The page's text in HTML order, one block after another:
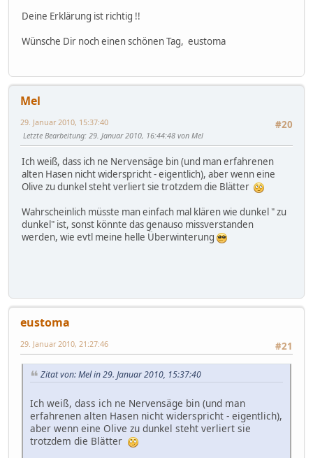
Deine Erklärung ist richtig !!
Wünsche Dir noch einen schönen Tag, eustoma
Mel
#20
29. Januar 2010, 15:37:40
Letzte Bearbeitung: 29. Januar 2010, 16:44:48 von Mel
Ich weiß, dass ich ne Nervensäge bin (und man erfahrenen
alten Hasen nicht widerspricht - eigentlich), aber wenn eine
Olive zu dunkel steht verliert sie trotzdem die Blätter
Wahrscheinlich müsste man einfach mal klären wie dunkel " zu
dunkel" ist, sonst könnte das genauso missverstanden
werden, wie evtl meine helle Überwinterung
eustoma
#21
29. Januar 2010, 21:27:46
Zitat von: Mel in 29. Januar 2010, 15:37:40
Ich weiß, dass ich ne Nervensäge bin (und man
erfahrenen alten Hasen nicht widerspricht - eigentlich),
aber wenn eine Olive zu dunkel steht verliert sie
trotzdem die Blätter